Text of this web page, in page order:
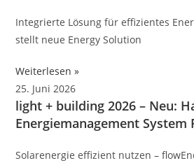
Integrierte Lösung für effizientes
stellt neue Energy Solution
Weiterlesen »
25. Juni 2026
light + building 2026 – Neu:
Energiemanagement System
Solarenergie effizient nutzen –